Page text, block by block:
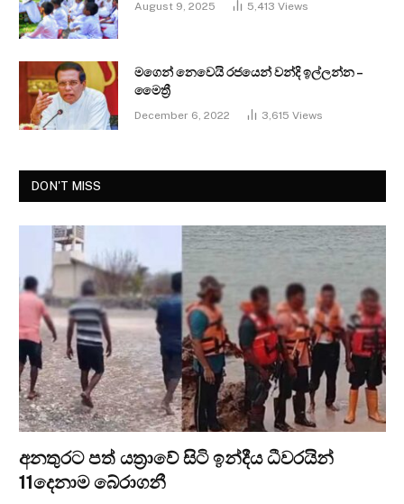
August 9, 2025 5,413 Views
මගෙන් නෙවෙයි රජයෙන් වන්දි ඉල්ලන්න –
මෛත්‍රී
December 6, 2022 3,615 Views
DON'T MISS
අනතුරට පත් යත්‍රාවේ සිටි ඉන්දීය ධීවරයින්
11දෙනාම බේරාගනී